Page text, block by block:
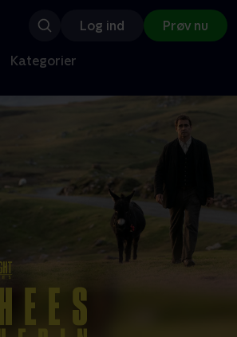
Log ind Prøv nu
Kategorier